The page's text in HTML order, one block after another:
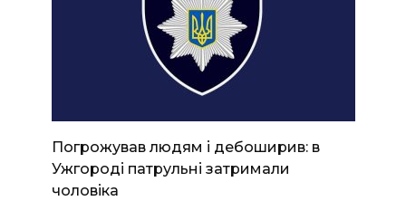
Погрожував людям і дебоширив: в
Ужгороді патрульні затримали
чоловіка